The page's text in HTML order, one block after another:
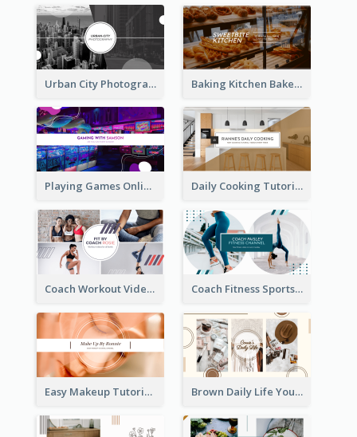
Urban City Photography YouTube Channel Art Baking Kitchen Bakery YouTube Channel Art
Playing Games Online YouTube Channel Art Daily Cooking Tutorial YouTube Channel Art
Coach Workout Videos YouTube Channel Art Coach Fitness Sports YouTube Channel Art
Easy Makeup Tutorial Beauty YouTube Channel Art Brown Daily Life YouTube Channel Art